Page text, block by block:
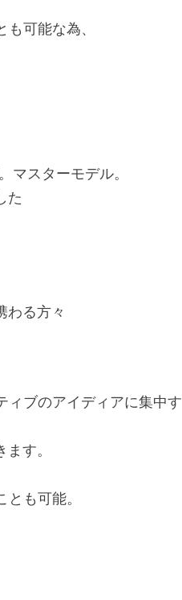
可能な為、
スターモデル。
た
わる方々
ィブのアイディアに集中す
す。
も可能。